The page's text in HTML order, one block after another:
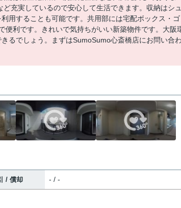
充実しているので安心して生活できます。収納はシュ
用することも可能です。共用部には宅配ボックス・ゴ
利です。きれいで気持ちがいい新築物件です。大阪
るでしょう。まずはSumoSumo心斎橋店にお問い合わ
/ 償却 - / -